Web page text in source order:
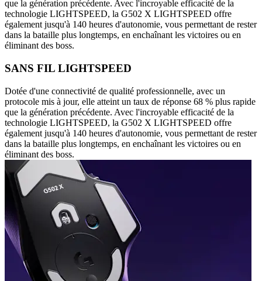
que la génération précédente. Avec l'incroyable efficacité de la
technologie LIGHTSPEED, la G502 X LIGHTSPEED offre
également jusqu'à 140 heures d'autonomie, vous permettant de rester
dans la bataille plus longtemps, en enchaînant les victoires ou en
éliminant des boss.
SANS FIL LIGHTSPEED
Dotée d'une connectivité de qualité professionnelle, avec un
protocole mis à jour, elle atteint un taux de réponse 68 % plus rapide
que la génération précédente. Avec l'incroyable efficacité de la
technologie LIGHTSPEED, la G502 X LIGHTSPEED offre
également jusqu'à 140 heures d'autonomie, vous permettant de rester
dans la bataille plus longtemps, en enchaînant les victoires ou en
éliminant des boss.